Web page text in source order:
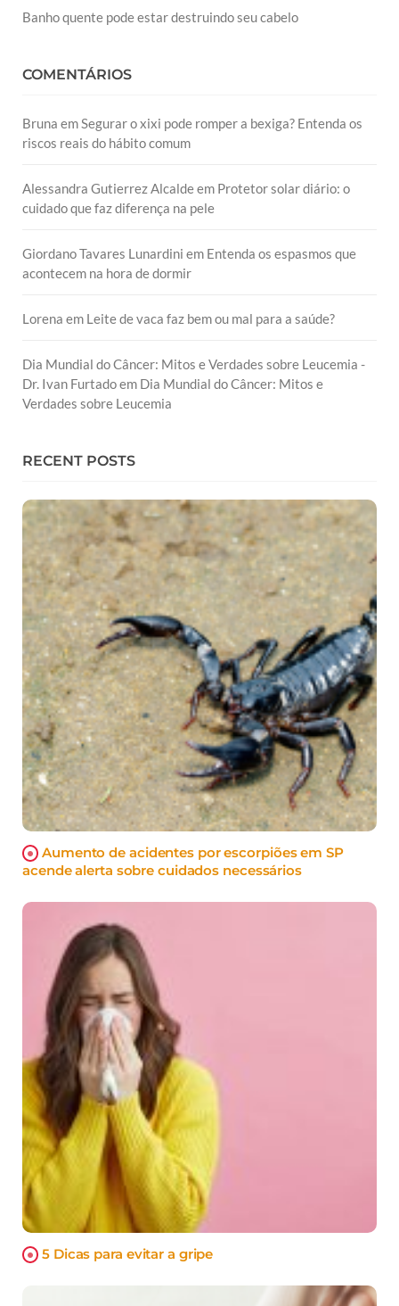
Banho quente pode estar destruindo seu cabelo
COMENTÁRIOS
Bruna emSegurar o xixi pode romper a bexiga? Entenda os
riscos reais do hábito comum
Alessandra Gutierrez Alcaldeem Protetor solar diário: o
cuidado que faz diferença na pele
Giordano Tavares Lunardini em Entenda os espasmos que
acontecem na hora de dormir
Lorena em Leite de vaca faz bem ou mal para a saúde?
Dia Mundial do Câncer: Mitos e Verdades sobre Leucemia -
Dr. Ivan Furtadoem Dia Mundial do Câncer: Mitos e
Verdades sobre Leucemia
RECENT POSTS
Aumento de acidentes por escorpiões em SP
acende alerta sobre cuidados necessários
5 Dicas para evitar a gripe